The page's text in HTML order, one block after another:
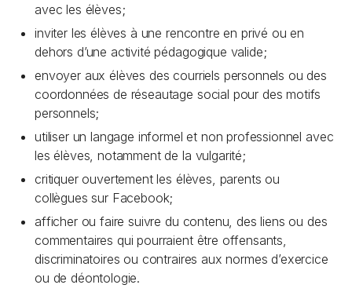
avec les élèves;
inviter les élèves à une rencontre en privé ou en
dehors d’une activité pédagogique valide;
envoyer aux élèves des courriels personnels ou des
coordonnées de réseautage social pour des motifs
personnels;
utiliser un langage informel et non professionnel avec
les élèves, notamment de la vulgarité;
critiquer ouvertement les élèves, parents ou
collègues sur Facebook;
afficher ou faire suivre du contenu, des liens ou des
commentaires qui pourraient être offensants,
discriminatoires ou contraires aux normes d’exercice
ou de déontologie.